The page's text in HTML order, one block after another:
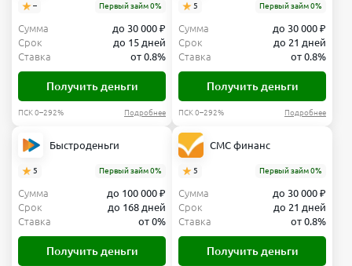
– Первый займ 0%
Сумма
до 30 000 ₽
Срок
до 15 дней
Ставка
от 0.8%
Получить деньги
ПСК 0–292% Подробнее
5 Первый займ 0%
Сумма
до 30 000 ₽
Срок
до 21 дней
Ставка
от 0.8%
Получить деньги
ПСК 0–292% Подробнее
Быстроденьги
5 Первый займ 0%
Сумма
до 100 000 ₽
Срок
до 168 дней
Ставка
от 0%
Получить деньги
СМС финанс
5 Первый займ 0%
Сумма
до 30 000 ₽
Срок
до 21 дней
Ставка
от 0.8%
Получить деньги